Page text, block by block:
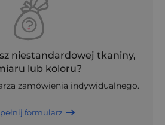
niestandardowej tkaniny,
lub koloru?
zamówienia indywidualnego.
formularz